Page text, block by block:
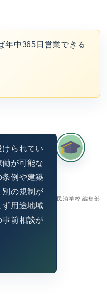
年中365日営業できる
民泊学校 編集部
られてい
が可能な
例や建築
の規制が
用途地域
前相談が